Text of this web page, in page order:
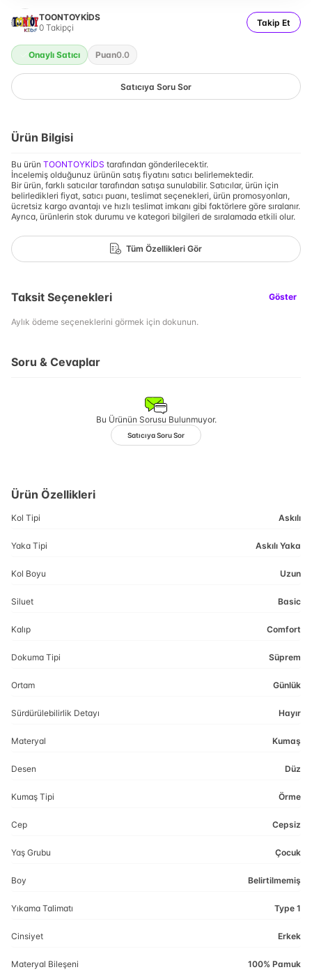
TOONTOYKİDS
0 Takipçi Takip Et
Onaylı Satıcı Puan0.0
Satıcıya Soru Sor
Ürün Bilgisi
Bu ürün TOONTOYKİDS tarafından gönderilecektir.
İncelemiş olduğunuz ürünün satış fiyatını satıcı belirlemektedir.
Bir ürün, farklı satıcılar tarafından satışa sunulabilir. Satıcılar, ürün için
belirledikleri fiyat, satıcı puanı, teslimat seçenekleri, ürün promosyonları,
ücretsiz kargo avantajı ve hızlı teslimat imkanı gibi faktörlere göre sıralanır.
Ayrıca, ürünlerin stok durumu ve kategori bilgileri de sıralamada etkili olur.
Tüm Özellikleri Gör
Taksit Seçenekleri Göster
Aylık ödeme seçeneklerini görmek için dokunun.
Soru & Cevaplar
Bu Ürünün Sorusu Bulunmuyor.
Satıcıya Soru Sor
Ürün Özellikleri
Kol Tipi Askılı
Yaka Tipi Askılı Yaka
Kol Boyu Uzun
Siluet Basic
Kalıp Comfort
Dokuma Tipi Süprem
Ortam Günlük
Sürdürülebilirlik Detayı Hayır
Materyal Kumaş
Desen Düz
Kumaş Tipi Örme
Cep Cepsiz
Yaş Grubu Çocuk
Boy Belirtilmemiş
Yıkama Talimatı Type 1
Cinsiyet Erkek
Materyal Bileşeni 100% Pamuk